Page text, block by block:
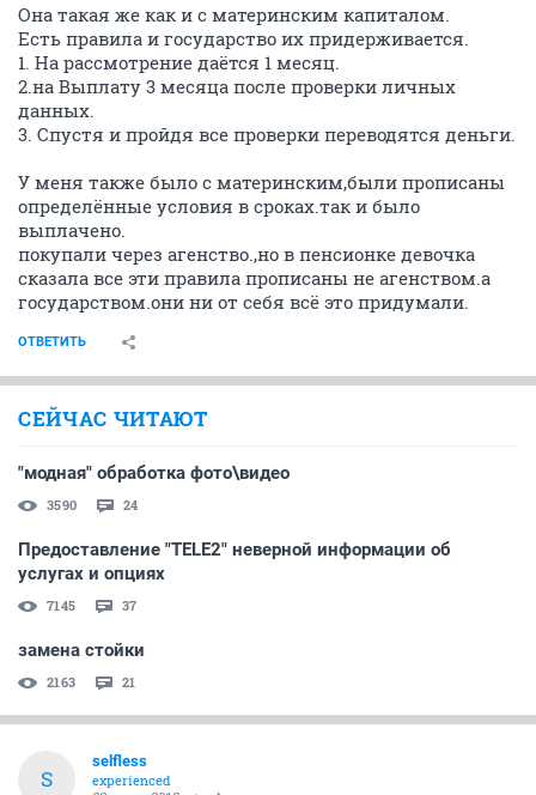
Она такая же как и с материнским капиталом.
Есть правила и государство их придерживается.
1. На рассмотрение даётся 1 месяц.
2.на Выплату 3 месяца после проверки личных
данных.
3. Спустя и пройдя все проверки переводятся деньги.
У меня также было с материнским,были прописаны
определённые условия в сроках.так и было
выплачено.
покупали через агенство.,но в пенсионке девочка
сказала все эти правила прописаны не агенством.а
государством.они ни от себя всё это придумали.
ОТВЕТИТЬ
СЕЙЧАС ЧИТАЮТ
"модная" обработка фото\видео
3590 24
Предоставление "TELE2" неверной информации об
услугах и опциях
7145 37
замена стойки
2163 21
S
selfless
experienced